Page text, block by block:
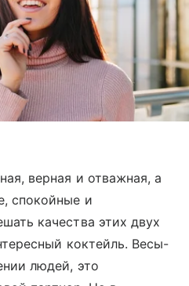
верная и отважная, а
спокойные и
качества этих двух
коктейль. Весы-
людей, это